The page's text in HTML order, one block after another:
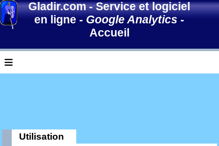
Gladir.com-Service et logiciel
en ligne - Google Analytics -
Accueil
≡
Utilisation